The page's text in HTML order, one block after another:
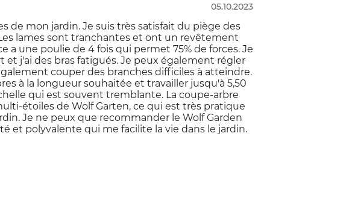
05.10.2023
de mon jardin. Je suis très satisfait du piège des
lames sont tranchantes et ont un revêtement
a une poulie de 4 fois qui permet 75% de forces. Je
et j'ai des bras fatigués. Je peux également régler
couper des branches difficiles à atteindre.
à la longueur souhaitée et travailler jusqu'à 5,50
qui est souvent tremblante. La coupe-arbre
étoiles de Wolf Garten, ce qui est très pratique
Je ne peux que recommander le Wolf Garden
et polyvalente qui me facilite la vie dans le jardin.